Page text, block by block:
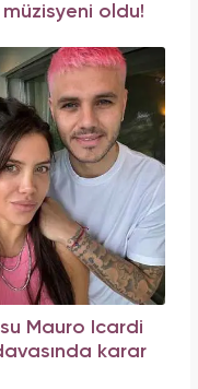
oldu!
Mauro Icardi
karar